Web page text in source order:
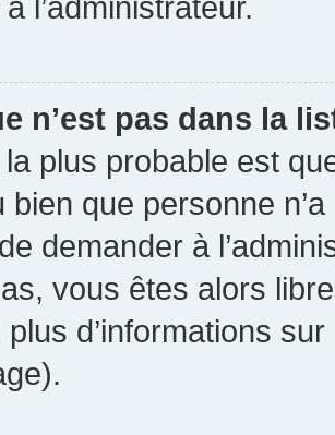
n’est pas dans la
plus probable est
bien que personne
demander à
vous êtes alors
d’informations